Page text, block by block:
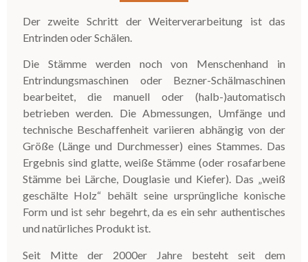
Der zweite Schritt der Weiterverarbeitung ist das
Entrinden oder Schälen.
Die Stämme werden noch von Menschenhand in
Entrindungsmaschinen oder Bezner-Schälmaschinen
bearbeitet, die manuell oder (halb-)automatisch
betrieben werden. Die Abmessungen, Umfänge und
technische Beschaffenheit variieren abhängig von der
Größe (Länge und Durchmesser) eines Stammes. Das
Ergebnis sind glatte, weiße Stämme (oder rosafarbene
Stämme bei Lärche, Douglasie und Kiefer). Das „weiß
geschälte Holz“ behält seine ursprüngliche konische
Form und ist sehr begehrt, da es ein sehr authentisches
und natürliches Produkt ist.
Seit Mitte der 2000er Jahre besteht seit dem